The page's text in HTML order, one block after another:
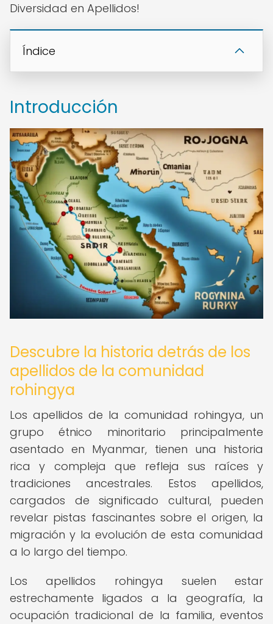
Diversidad en Apellidos!
Índice
Introducción
Descubre la historia detrás de los
apellidos de la comunidad
rohingya
Los apellidos de la comunidad rohingya, un
grupo étnico minoritario principalmente
asentado en Myanmar, tienen una historia
rica y compleja que refleja sus raíces y
tradiciones ancestrales. Estos apellidos,
cargados de significado cultural, pueden
revelar pistas fascinantes sobre el origen, la
migración y la evolución de esta comunidad
a lo largo del tiempo.
Los apellidos rohingya suelen estar
estrechamente ligados a la geografía, la
ocupación tradicional de la familia, eventos